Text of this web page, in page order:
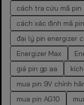
cách tra cứu mã pin
cách xác định mã
đại lý pin energizer
Energizer Max
giá pin gp aa
mua pin 9V chính
mua pin AG10